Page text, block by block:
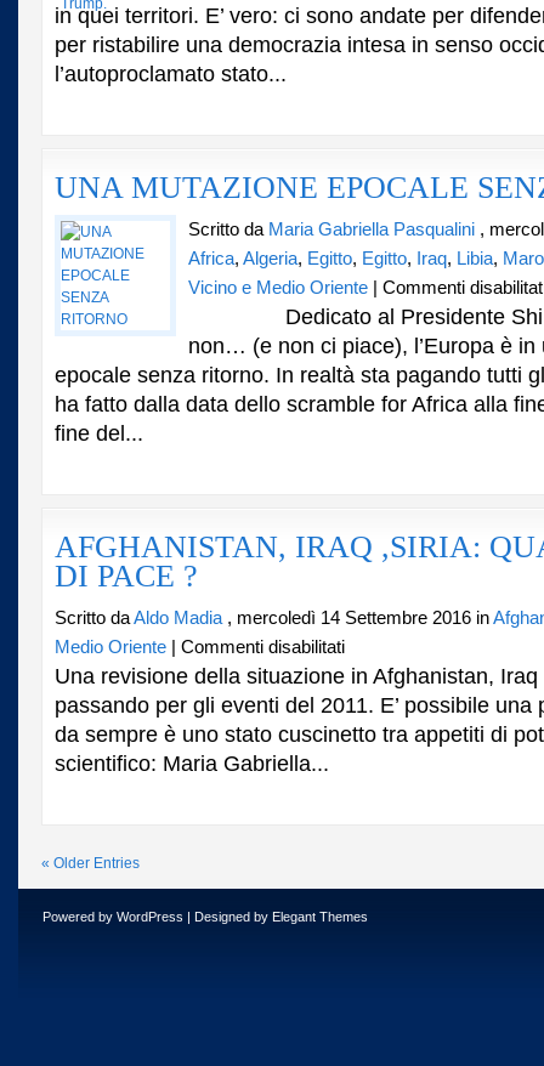
truppe
da
di
in quei territori. E’ vero: ci sono andate per
per ristabilire una democrazia intesa in senso
l’autoproclamato stato...
UNA MUTAZIONE EPOCALE
Scritto da Maria Gabriella Pasqualini ,
Africa, Algeria, Egitto, Egitto, Iraq, Libia,
Vicino e Medio Oriente
Commenti
Dedicato al Presidente
non… (e non ci piace), l’Europa è
epocale senza ritorno. In realtà sta pagando tutti
ha fatto dalla data dello scramble for Africa alla
fine del...
AFGHANISTAN, IRAQ ,SIRIA:
DI PACE ?
Scritto daAldo Madia , mercoledì 14 Settembre 2016 in
Medio Oriente
Commenti disabilitatisu
IRAQ
,SIRIA:
QUALE
Una revisione della situazione in Afghanistan,
passando per gli eventi del 2011. E’ possibile
da sempre è uno stato cuscinetto tra appetiti di
scientifico: Maria Gabriella...
« Older Entries
Powered by WordPress | Designed by Elegant Themes